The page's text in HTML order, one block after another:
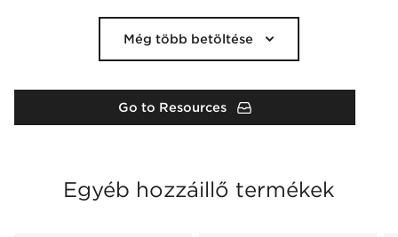
Még több betöltése
Go to Resources
Egyéb hozzáillő termékek